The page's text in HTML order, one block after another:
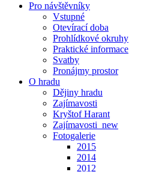
Pro návštěvníky
Vstupné
Otevírací doba
Prohlídkové okruhy
Praktické informace
Svatby
Pronájmy prostor
O hradu
Dějiny hradu
Zajímavosti
Kryštof Harant
Zajímavosti_new
Fotogalerie
2015
2014
2012